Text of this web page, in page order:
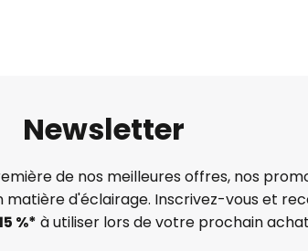
Newsletter
de nos meilleures offres, nos
matière d'éclairage. Inscrivez-vous et
%* à utiliser lors de votre prochain